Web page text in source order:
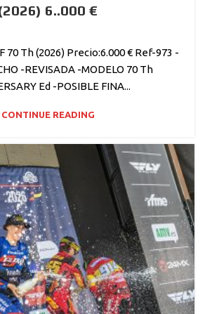
6..000 €
70 Th (2026) Precio:6.000 € Ref-973 -
-REVISADA -MODELO 70 Th
Ed -POSIBLE FINA...
CONTINUE READING